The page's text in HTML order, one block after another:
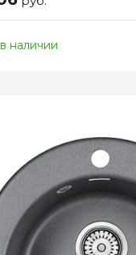
в наличии